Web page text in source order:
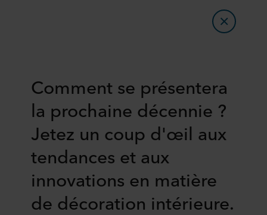
Comment se présentera
la prochaine décennie ?
Jetez un coup d'œil aux
tendances et aux
innovations en matière
de décoration intérieure.